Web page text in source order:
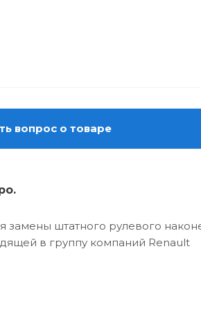
вопрос о товаре
штатного рулевого
в группу компаний Renault